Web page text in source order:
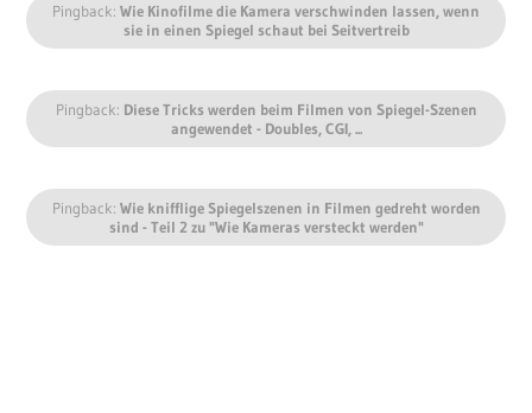
Pingback: Wie Kinofilme die Kamera verschwinden lassen, wenn
sie in einen Spiegel schaut bei Seitvertreib
Pingback: Diese Tricks werden beim Filmen von Spiegel-Szenen
angewendet - Doubles, CGI, ...
Pingback: Wie knifflige Spiegelszenen in Filmen gedreht worden
sind - Teil 2 zu "Wie Kameras versteckt werden"